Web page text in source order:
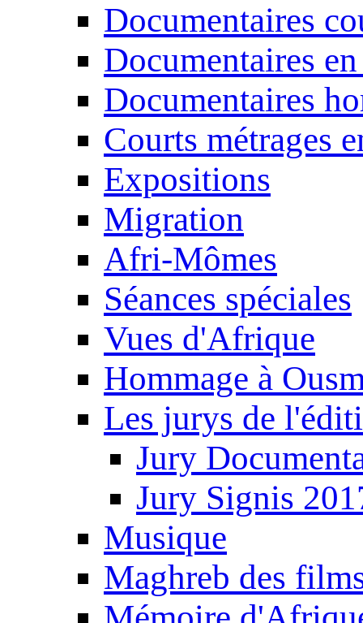
Documentaires
Documentaires
Documentaires
Courts métrages
Expositions
Migration
Afri-Mômes
Séances spéciales
Vues d'Afrique
Hommage à
Les jurys de
Jury
Jury Signis
Musique
Maghreb des